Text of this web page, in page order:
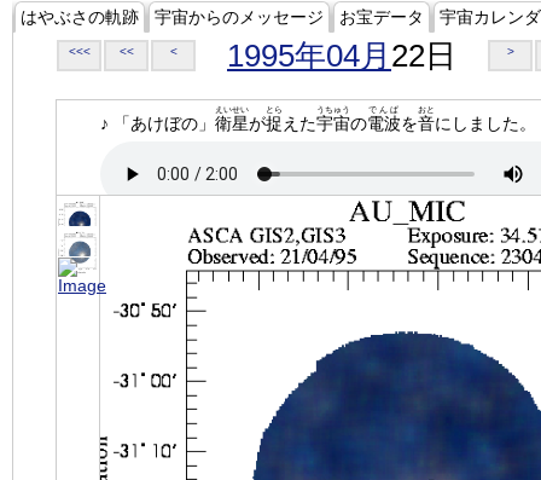
はやぶさの軌跡 宇宙からのメッセージ お宝データ 宇宙カレン
<<< << < 1995年04月 22日 >
♪ 「あけぼの」 衛星
えいせい
が捉
とら
えた宇宙
うちゅう
の電波
でんぱ
を音
おと
にしました。